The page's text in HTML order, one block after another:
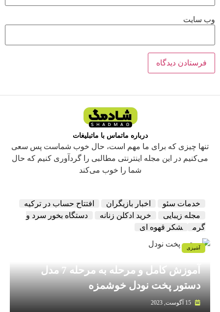
وب‌ سایت
درباره ماتماس با ماتبلیغات
تنها چیزی که برای ما مهم است، حال خوب شماست پس سعی
می‌کنیم در این مجله اینترنتی مطالبی را گردآوری کنیم که حال
شما را خوب می‌کند
خدمات سئو اخبار بازیگران
افتتاح حساب در ترکیه
مجله زیبایی
خرید ادکلن زنانه
دستگاه بخور سرد و
گرم
شکر قهوه ای
آموزش کامل و مرحله به مرحله 7 مدل
دستور پخت نودل خوشمزه
آشپزی